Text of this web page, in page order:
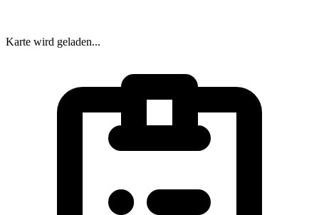
Karte wird geladen...